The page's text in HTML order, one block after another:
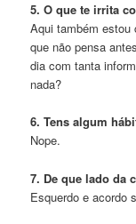
5. O que te irrita
Aqui também estou
que não pensa
dia com tanta
nada?
6. Tens algum
Nope.
7. De que lado da
Esquerdo e acordo